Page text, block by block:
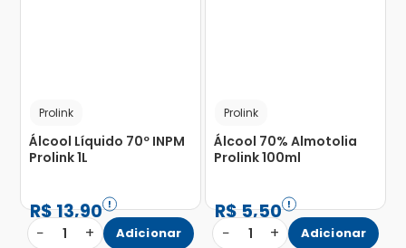
Prolink
Álcool Líquido 70º INPM
Prolink 1L
R$13,90
− 1 + Adicionar
Prolink
Álcool 70% Almotolia
Prolink 100ml
R$5,50
− 1 + Adicionar